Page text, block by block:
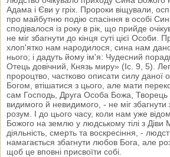
Адама і Єви у гріх. Пророки віщували,
про майбутню подію спасіння в особі
сподівалося із року в рік, що прийде
не міг збагнути до кінця суті цієї Особи.
хлоп'ятко нам народилося, сина нам
нього; і дадуть йому ім'я: Чудесний
Отець довічний, Князь миру» (Іс. 9, 5).
пророцтво, частково описати силу даної
Богом, втішатися з цього, але мати
сам Господь, Друга Особа Божа, Творець
видимого й невидимого, - не міг
розум. І до цього часу, коли нам уже
Божого на землю у людському тілі з Діви
діяльність, смерть та воскресіння, -
намагається збагнути любов Бога, але
щоб це вповні присвоїти собі.